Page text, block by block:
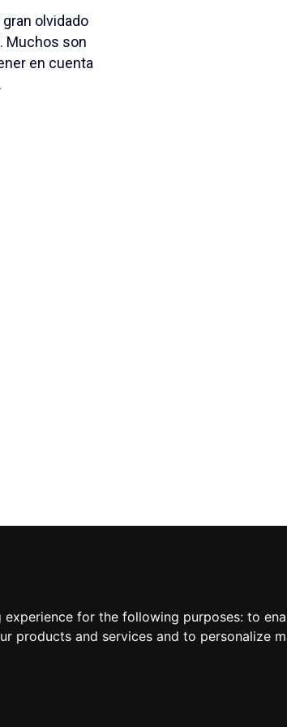
for the following purposes: to
products and services and to personalize
olvidado
Muchos son
en cuenta